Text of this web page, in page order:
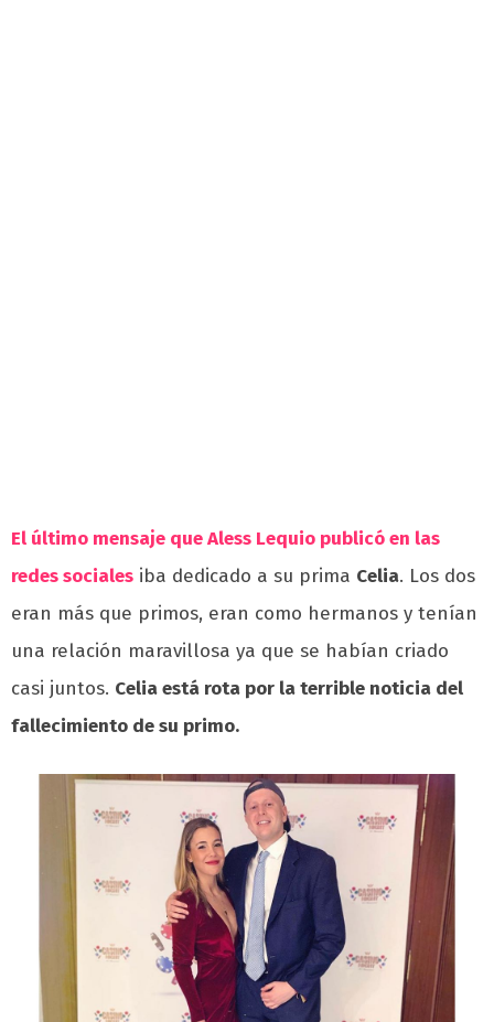
El último mensaje que Aless Lequio publicó en las
redes sociales iba dedicado a su prima Celia. Los dos
eran más que primos, eran como hermanos y tenían
una relación maravillosa ya que se habían criado
casi juntos. Celia está rota por la terrible noticia del
fallecimiento de su primo.